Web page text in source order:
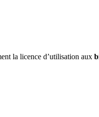
la licence d’utilisation aux